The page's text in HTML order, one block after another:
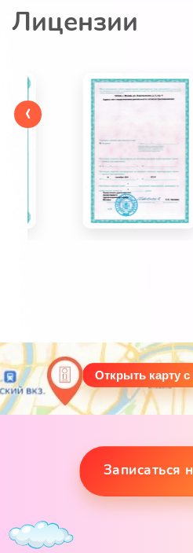
Лицензии
‹
Открыть карту
Записаться